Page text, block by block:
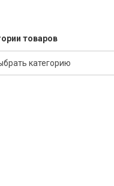
товаров
категорию